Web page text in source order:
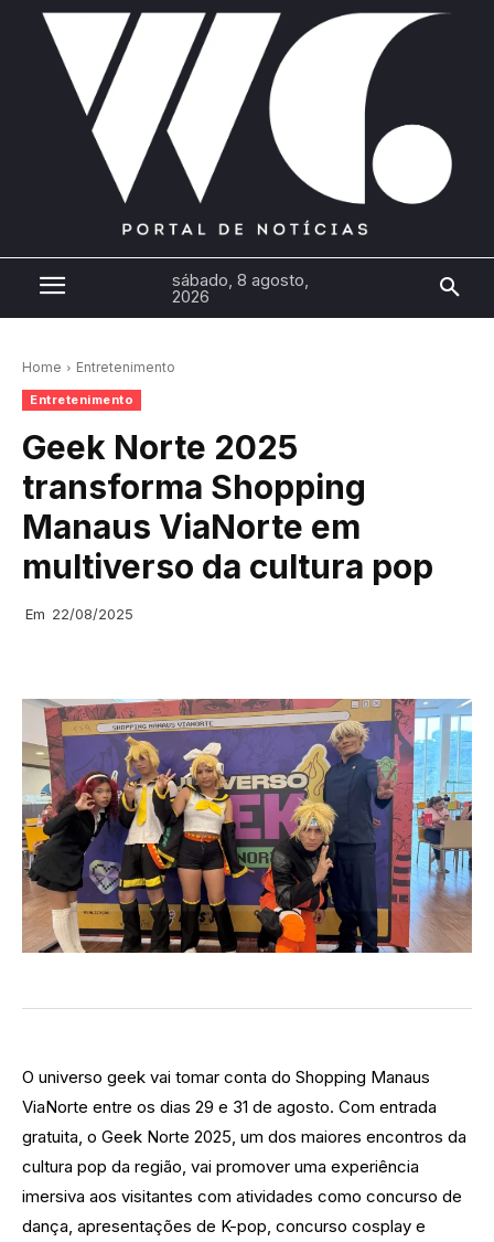
sábado, 8 agosto,
2026
Home Entretenimento
Entretenimento
Geek Norte 2025
transforma Shopping
Manaus ViaNorte em
multiverso da cultura pop
Em 22/08/2025
O universo geek vai tomar conta do Shopping Manaus
ViaNorte entre os dias 29 e 31 de agosto. Com entrada
gratuita, o Geek Norte 2025, um dos maiores encontros da
cultura pop da região, vai promover uma experiência
imersiva aos visitantes com atividades como concurso de
dança, apresentações de K-pop, concurso cosplay e